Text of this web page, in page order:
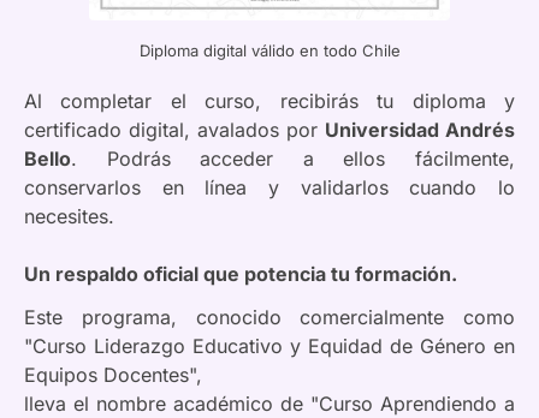
Diploma digital válido en todo Chile
Al completar el curso, recibirás tu diploma y
certificado digital, avalados por Universidad Andrés
Bello. Podrás acceder a ellos fácilmente,
conservarlos en línea y validarlos cuando lo
necesites.
Un respaldo oficial que potencia tu formación.
Este programa, conocido comercialmente como
"Curso Liderazgo Educativo y Equidad de Género en
Equipos Docentes",
lleva el nombre académico de "Curso Aprendiendo a